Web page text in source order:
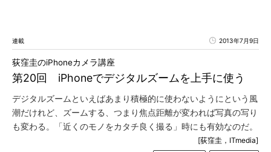
連載 2013年7月9日
第20回 iPhoneでデジタルズームを上手に使う
荻窪圭のiPhoneカメラ講座
デジタルズームといえばあまり積極的に使わないようにという風
潮だけれど、ズームする、つまり焦点距離が変われば写真の写り
も変わる。「近くのモノをカタチ良く撮る」時にも有効なのだ。
[荻窪圭，ITmedia]